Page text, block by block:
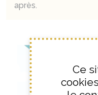
après.
Ce